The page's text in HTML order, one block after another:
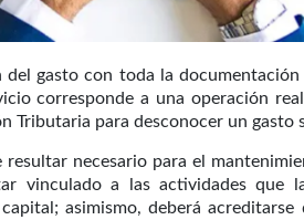
del gasto con toda la
corresponde a una operación
Tributaria para desconocer un gasto
resultar necesario para el
vinculado a las actividades que
asimismo, deberá